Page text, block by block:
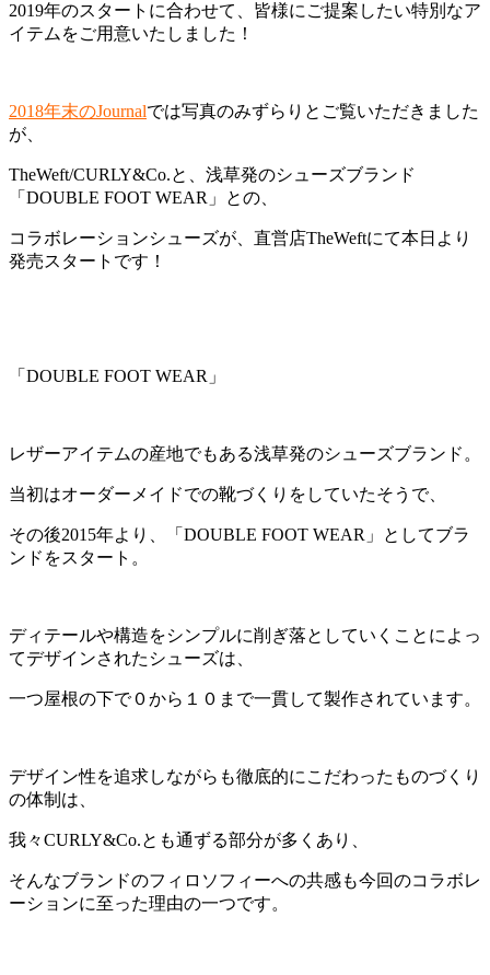
2019年のスタートに合わせて、皆様にご提案したい特別なア
イテムをご用意いたしました！
2018年末のJournalでは写真のみずらりとご覧いただきました
が、
TheWeft/CURLY&Co.と、浅草発のシューズブランド
「DOUBLE FOOT WEAR」との、
コラボレーションシューズが、直営店TheWeftにて本日より
発売スタートです！
「DOUBLE FOOT WEAR」
レザーアイテムの産地でもある浅草発のシューズブランド。
当初はオーダーメイドでの靴づくりをしていたそうで、
その後2015年より、「DOUBLE FOOT WEAR」としてブラ
ンドをスタート。
ディテールや構造をシンプルに削ぎ落としていくことによっ
てデザインされたシューズは、
一つ屋根の下で０から１０まで一貫して製作されています。
デザイン性を追求しながらも徹底的にこだわったものづくり
の体制は、
我々CURLY&Co.とも通ずる部分が多くあり、
そんなブランドのフィロソフィーへの共感も今回のコラボレ
ーションに至った理由の一つです。